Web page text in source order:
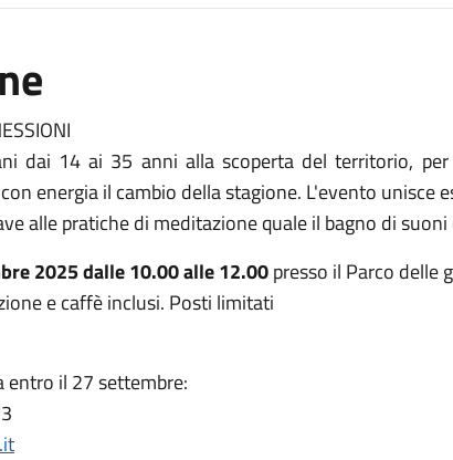
dai 14 ai 35 anni alla scoperta del territorio,
energia il cambio della stagione. L'evento unisce
alle pratiche di meditazione quale il bagno di
2025 dalle 10.00 alle 12.00presso il Parco delle
e caffè inclusi. Posti limitati
entro il 27 settembre: